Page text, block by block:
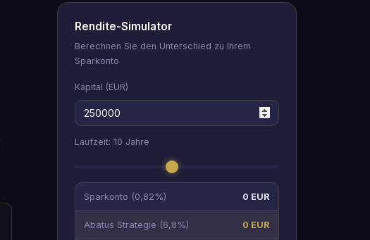
Rendite-Simulator
Berechnen Sie den Unterschied zu Ihrem
Sparkonto
Kapital (EUR)
Laufzeit: 10 Jahre
Sparkonto (0,82%) 0 EUR
Abatus Strategie (6,8%) 0 EUR